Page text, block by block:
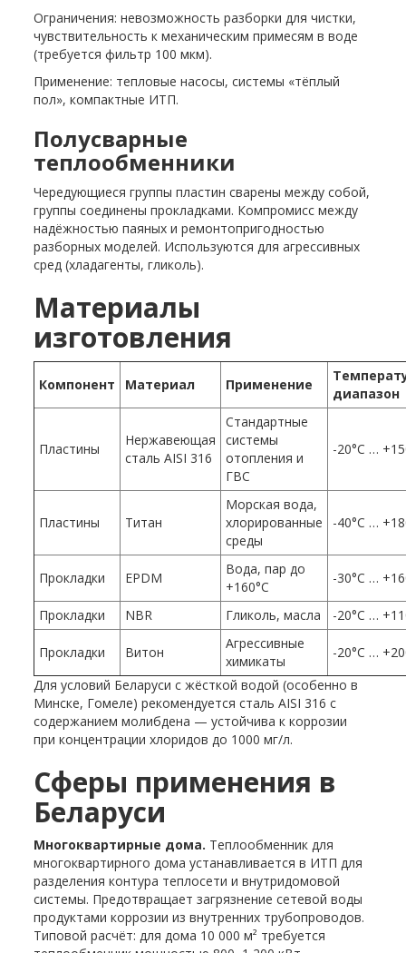
Ограничения: невозможность разборки для чистки,
чувствительность к механическим примесям в воде
(требуется фильтр 100 мкм).
Применение: тепловые насосы, системы «тёплый
пол», компактные ИТП.
Полусварные
теплообменники
Чередующиеся группы пластин сварены между собой,
группы соединены прокладками. Компромисс между
надёжностью паяных и ремонтопригодностью
разборных моделей. Используются для агрессивных
сред (хладагенты, гликоль).
Материалы
изготовления
Компонент Материал Применение
диапазон
Пластины
Нержавеющая
сталь AISI 316
Стандартные
системы
отопления и
ГВС
-20°C …
Пластины Титан
Морская вода,
хлорированные
среды
-40°C …
Прокладки EPDM
Вода, пар до
+160°C
-30°C …
Прокладки NBR Гликоль, масла -20°C …
Прокладки Витон
Агрессивные
химикаты
-20°C …
Для условий Беларуси с жёсткой водой (особенно в
Минске, Гомеле) рекомендуется сталь AISI 316 с
содержанием молибдена — устойчива к коррозии
при концентрации хлоридов до 1000 мг/л.
Сферы применения в
Беларуси
Многоквартирные дома. Теплообменник для
многоквартирного дома устанавливается в ИТП для
разделения контура теплосети и внутридомовой
системы. Предотвращает загрязнение сетевой воды
продуктами коррозии из внутренних трубопроводов.
Типовой расчёт: для дома 10 000 м² требуется